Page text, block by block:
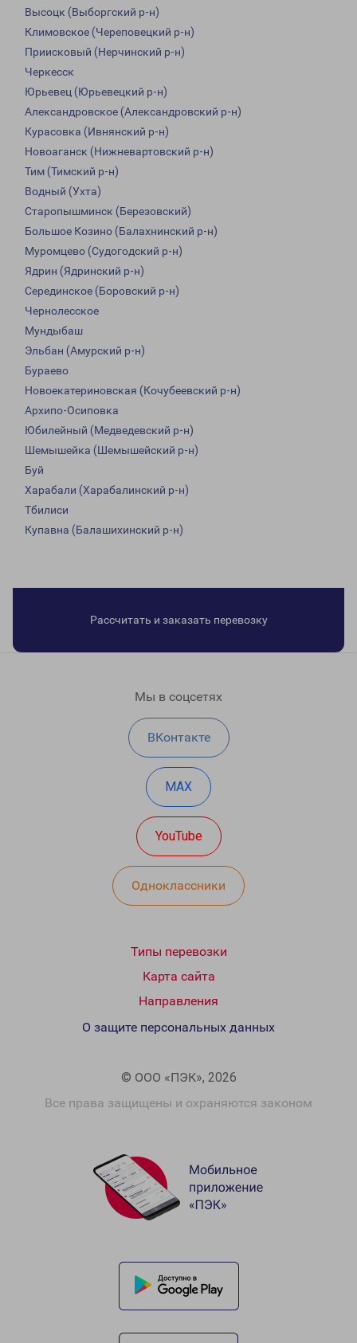
Высоцк (Выборгский р-н)
Климовское (Череповецкий р-н)
Приисковый (Нерчинский р-н)
Черкесск
Юрьевец (Юрьевецкий р-н)
Александровское (Александровский р-н)
Курасовка (Ивнянский р-н)
Новоаганск (Нижневартовский р-н)
Тим (Тимский р-н)
Водный (Ухта)
Старопышминск (Березовский)
Большое Козино (Балахнинский р-н)
Муромцево (Судогодский р-н)
Ядрин (Ядринский р-н)
Серединское (Боровский р-н)
Чернолесское
Мундыбаш
Эльбан (Амурский р-н)
Бураево
Новоекатериновская (Кочубеевский р-н)
Архипо-Осиповка
Юбилейный (Медведевский р-н)
Шемышейка (Шемышейский р-н)
Буй
Харабали (Харабалинский р-н)
Тбилиси
Купавна (Балашихинский р-н)
Рассчитать и заказать перевозку
Мы в соцсетях
ВКонтакте
MAX
YouTube
Одноклассники
Типы перевозки
Карта сайта
Направления
© ООО «ПЭК», 2026
Все права защищены и охраняются законом
О защите персональных данных